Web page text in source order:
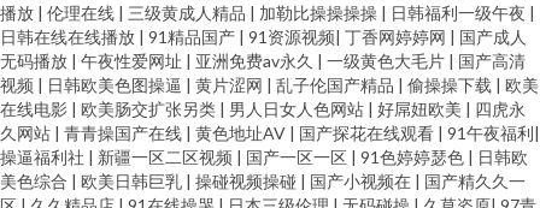
播放 | 伦理在线 | 三级黄成人精品 | 加勒比操操操操 | 日韩福利一级午夜 |
日韩在线在线播放 | 91精品国产 | 91资源视频| 丁香网婷婷网 | 国产成人
无码播放 | 午夜性爱网址 | 亚洲免费av永久 | 一级黄色大毛片 | 国产高清
视频 | 日韩欧美色图操逼 | 黄片涩网 | 乱子伦国产精品 | 偷操操下载 | 欧美
在线电影 | 欧美肠交扩张另类 | 男人日女人色网站 | 好屌妞欧美 | 四虎永
久网站 | 青青操国产在线 | 黄色地址AV | 国产探花在线观看 | 91午夜福利|
操逼福利社 | 新疆一区二区视频 | 国产一区一区 | 91色婷婷瑟色 | 日韩欧
美色综合 | 欧美日韩巨乳 | 操碰视频操碰 | 国产小视频在 | 国产精久久一